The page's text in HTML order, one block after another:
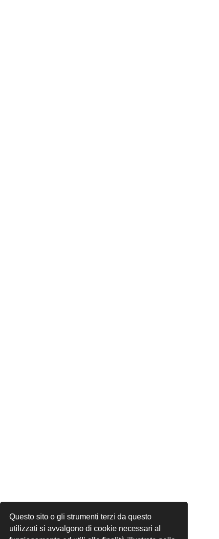
Questo sito o gli strumenti terzi da questo
utilizzati si avvalgono di cookie necessari al